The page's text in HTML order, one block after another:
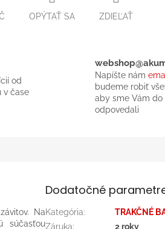
OPÝTAŤ SA ZDIEĽAŤ
od
v čase
Napíšte nám
budeme robiť
aby sme Vám do
odpovedali
Na
súčasťou
Dodatočné
Kategória:
TRAKČNÉ
Záruka:
2 roky